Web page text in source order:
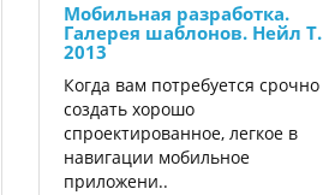
Мобильная разработка.
Галерея шаблонов. Нейл Т.
2013
Когда вам потребуется срочно
создать хорошо
спроектированное, легкое в
навигации мобильное
приложени..